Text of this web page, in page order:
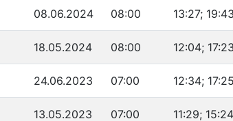
08.06.2024 08:00 13:27;
18.05.2024 08:00 12:04;
24.06.2023 07:00 12:34;
13.05.2023 07:00 11:29;